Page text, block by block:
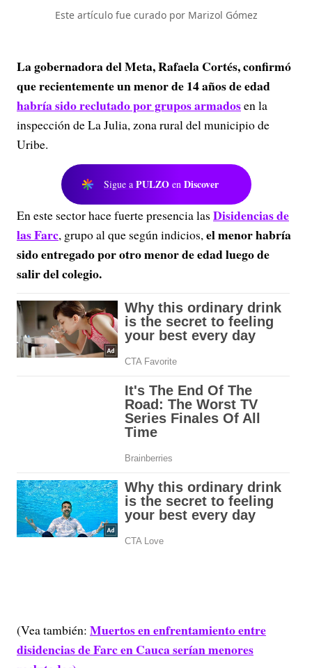
Este artículo fue curado por Marizol Gómez
La gobernadora delMeta, Rafaela Cortés, confirmó
que recientemente un menor de 14 años de edad
habría sido reclutado por grupos armadosen la
inspección de La Julia, zona rural del municipio de
Uribe.
Sigue a PULZO en Discover
En este sector hace fuerte presencia las Disidencias de
las Farc, grupo al que según indicios,el menor habría
sido entregado por otro menor de edad luego de
salir del colegio.
(Vea también: Muertos en enfrentamiento entre
disidencias de Farc en Cauca serían menores